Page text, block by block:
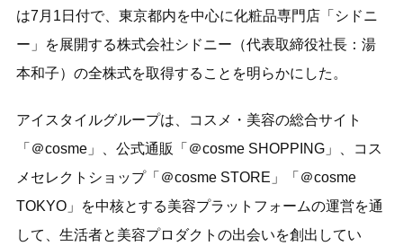
は7月1日付で、東京都内を中心に化粧品専門店「シドニ
ー」を展開する株式会社シドニー（代表取締役社長：湯
本和子）の全株式を取得することを明らかにした。
アイスタイルグループは、コスメ・美容の総合サイト
「＠cosme」、公式通販「＠cosme SHOPPING」、コス
メセレクトショップ「＠cosme STORE」「＠cosme
TOKYO」を中核とする美容プラットフォームの運営を通
して、生活者と美容プロダクトの出会いを創出してい